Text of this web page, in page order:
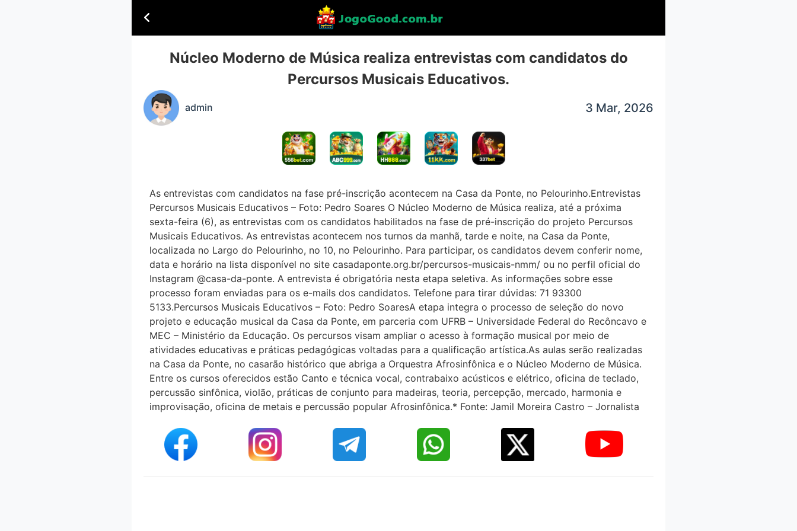
Núcleo Moderno de Música realiza entrevistas com candidatos do
Percursos Musicais Educativos.
admin 3 Mar, 2026
As entrevistas com candidatos na fase pré-inscrição acontecem na Casa da Ponte, no Pelourinho.Entrevistas
Percursos Musicais Educativos – Foto: Pedro Soares O Núcleo Moderno de Música realiza, até a próxima
sexta-feira (6), as entrevistas com os candidatos habilitados na fase de pré-inscrição do projeto Percursos
Musicais Educativos. As entrevistas acontecem nos turnos da manhã, tarde e noite, na Casa da Ponte,
localizada no Largo do Pelourinho, no 10, no Pelourinho. Para participar, os candidatos devem conferir nome,
data e horário na lista disponível no site casadaponte.org.br/percursos-musicais-nmm/ ou no perfil oficial do
Instagram @casa-da-ponte. A entrevista é obrigatória nesta etapa seletiva. As informações sobre esse
processo foram enviadas para os e-mails dos candidatos. Telefone para tirar dúvidas: 71 93300
5133.Percursos Musicais Educativos – Foto: Pedro SoaresA etapa integra o processo de seleção do novo
projeto e educação musical da Casa da Ponte, em parceria com UFRB – Universidade Federal do Recôncavo e
MEC – Ministério da Educação. Os percursos visam ampliar o acesso à formação musical por meio de
atividades educativas e práticas pedagógicas voltadas para a qualificação artística.As aulas serão realizadas
na Casa da Ponte, no casarão histórico que abriga a Orquestra Afrosinfônica e o Núcleo Moderno de Música.
Entre os cursos oferecidos estão Canto e técnica vocal, contrabaixo acústicos e elétrico, oficina de teclado,
percussão sinfônica, violão, práticas de conjunto para madeiras, teoria, percepção, mercado, harmonia e
improvisação, oficina de metais e percussão popular Afrosinfônica.* Fonte: Jamil Moreira Castro – Jornalista